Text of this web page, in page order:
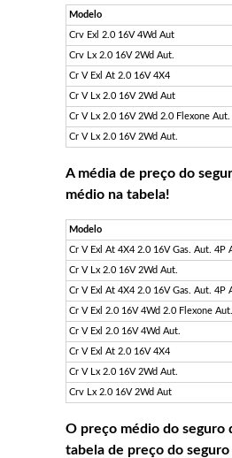
Modelo
Crv Exl 2.0 16V 4Wd Aut
Crv Lx 2.0 16V 2Wd Aut.
Cr V Exl At 2.0 16V 4X4
Cr V Lx 2.0 16V 2Wd Aut
Cr V Lx 2.0 16V 2Wd 2.0 Flexone Aut.
Cr V Lx 2.0 16V 2Wd Aut.
A média de preço do
médio na tabela!
Modelo
Cr V Exl At 4X4 2.0 16V Gas. Aut. 4P
Cr V Lx 2.0 16V 2Wd Aut.
Cr V Exl At 4X4 2.0 16V Gas. Aut. 4P
Cr V Exl 2.0 16V 4Wd 2.0 Flexone Aut.
Cr V Exl 2.0 16V 4Wd Aut.
Cr V Exl At 2.0 16V 4X4
Cr V Lx 2.0 16V 2Wd Aut.
Crv Lx 2.0 16V 2Wd Aut
O preço médio do seguro
tabela de preço do